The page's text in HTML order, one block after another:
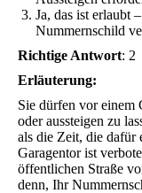
Ja, das ist erlaubt
Nummernschild
Richtige Antwort: 2
Erläuterung:
Sie dürfen vor einem
oder aussteigen zu
als die Zeit, die dafür
Garagentor ist
öffentlichen Straße
denn, Ihr